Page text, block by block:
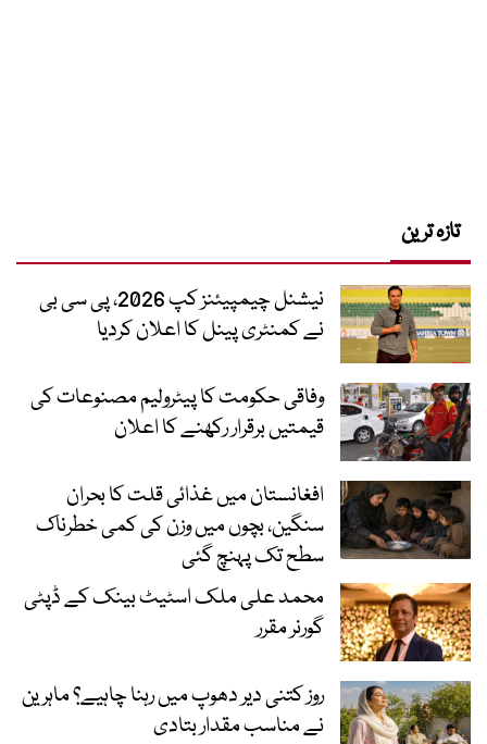
تازہ ترین
نیشنل چیمپیئنز کپ 2026، پی سی بی
نے کمنٹری پینل کا اعلان کردیا
وفاقی حکومت کا پیٹرولیم مصنوعات کی
قیمتیں برقرار رکھنے کا اعلان
افغانستان میں غذائی قلت کا بحران
سنگین، بچوں میں وزن کی کمی خطرناک
سطح تک پہنچ گئی
محمد علی ملک اسٹیٹ بینک کے ڈپٹی
گورنر مقرر
روز کتنی دیر دھوپ میں رہنا چاہیے؟ ماہرین
نے مناسب مقدار بتادی